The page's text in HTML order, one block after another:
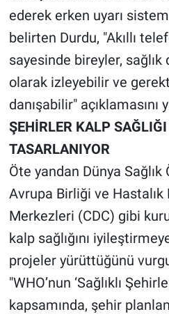
ederek erken uyarı
belirten Durdu, "Akıllı
sayesinde bireyler, sağlık
olarak izleyebilir ve
danışabilir" açıklamasını
ŞEHİRLER KALP
TASARLANIYOR
Öte yandan Dünya Sağlık
Avrupa Birliği ve
Merkezleri (CDC) gibi
kalp sağlığını
projeler yürüttüğünü
"WHO’nun ‘Sağlıklı
kapsamında, şehir